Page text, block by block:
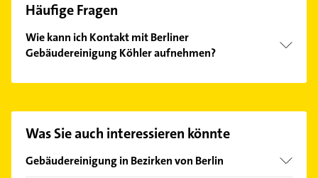
Häufige Fragen
Wie kann ich Kontakt mit Berliner
Gebäudereinigung Köhler aufnehmen?
passenden Kontaktmöglichkeiten wie Adresse oder
Hier finden Sie alleKontaktdaten
Was Sie auch interessieren könnte
Gebäudereinigung in Bezirken von Berlin